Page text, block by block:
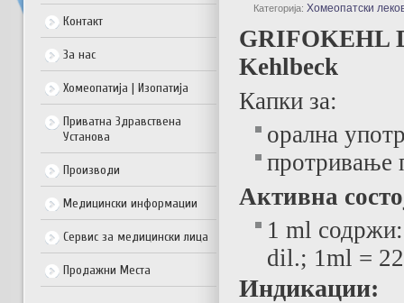
Контакт
За нас
Хомеопатија | Изопатија
Приватна Здравствена
Установа
Производи
Медицински информации
Сервис за медицински лица
Продажни Места
Категорија: Хомеопатски
GRIFOKEHL
Kehlbeck
Капки за:
орална
протривање
Активна
1 ml
dil.; 1ml =
Индикации: